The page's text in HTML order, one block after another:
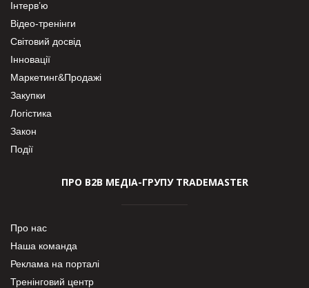
Інтерв’ю
Відео-тренінги
Світовий досвід
Інновації
Маркетинг&Продажі
Закупки
Логістика
Закон
Події
ПРО В2В МЕДІА-ГРУПУ TRADEMASTER
Про нас
Наша команда
Реклама на порталі
Тренінговий центр